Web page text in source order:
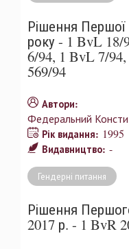
Рішення Першої
року - 1 BvL
6/94, 1 BvL 7/
569/94
Автори:
Федеральний
Рік видання: 1995
Видавництво: -
Гендерні питання
Рішення
2017 р. - 1 BvR